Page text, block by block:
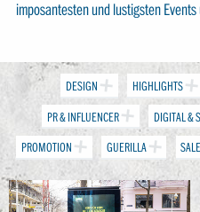
imposantesten und lustigsten
DESIGN HIGHLIGHTS
PR & INFLUENCER DIGITAL &
PROMOTION GUERILLA